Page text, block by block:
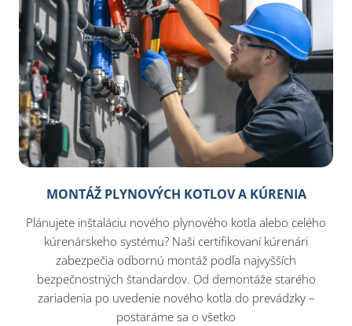
MONTÁŽ PLYNOVÝCH KOTLOV A KÚRENIA
Plánujete inštaláciu nového plynového kotla alebo celého
kúrenárskeho systému? Naši certifikovaní kúrenári
zabezpečia odbornú montáž podľa najvyšších
bezpečnostných štandardov. Od demontáže starého
zariadenia po uvedenie nového kotla do prevádzky –
postaráme sa o všetko